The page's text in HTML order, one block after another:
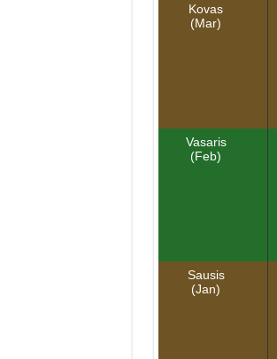
Kovas
(Mar)
Vasaris
(Feb)
Sausis
(Jan)